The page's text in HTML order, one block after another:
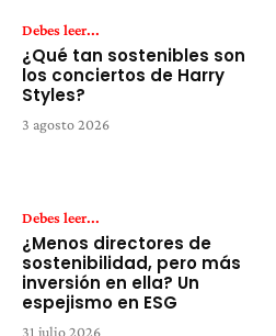
Debes leer...
¿Qué tan sostenibles son
los conciertos de Harry
Styles?
3 agosto 2026
Debes leer...
¿Menos directores de
sostenibilidad, pero más
inversión en ella? Un
espejismo en ESG
31 julio 2026